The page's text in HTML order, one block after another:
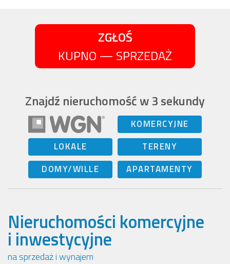
ZGŁOŚ
KUPNO — SPRZEDAŻ
Znajdź nieruchomość w 3 sekundy
KOMERCYJNE
LOKALE
TERENY
DOMY/WILLE
APARTAMENTY
Nieruchomości komercyjne
i inwestycyjne
na sprzedaż i wynajem